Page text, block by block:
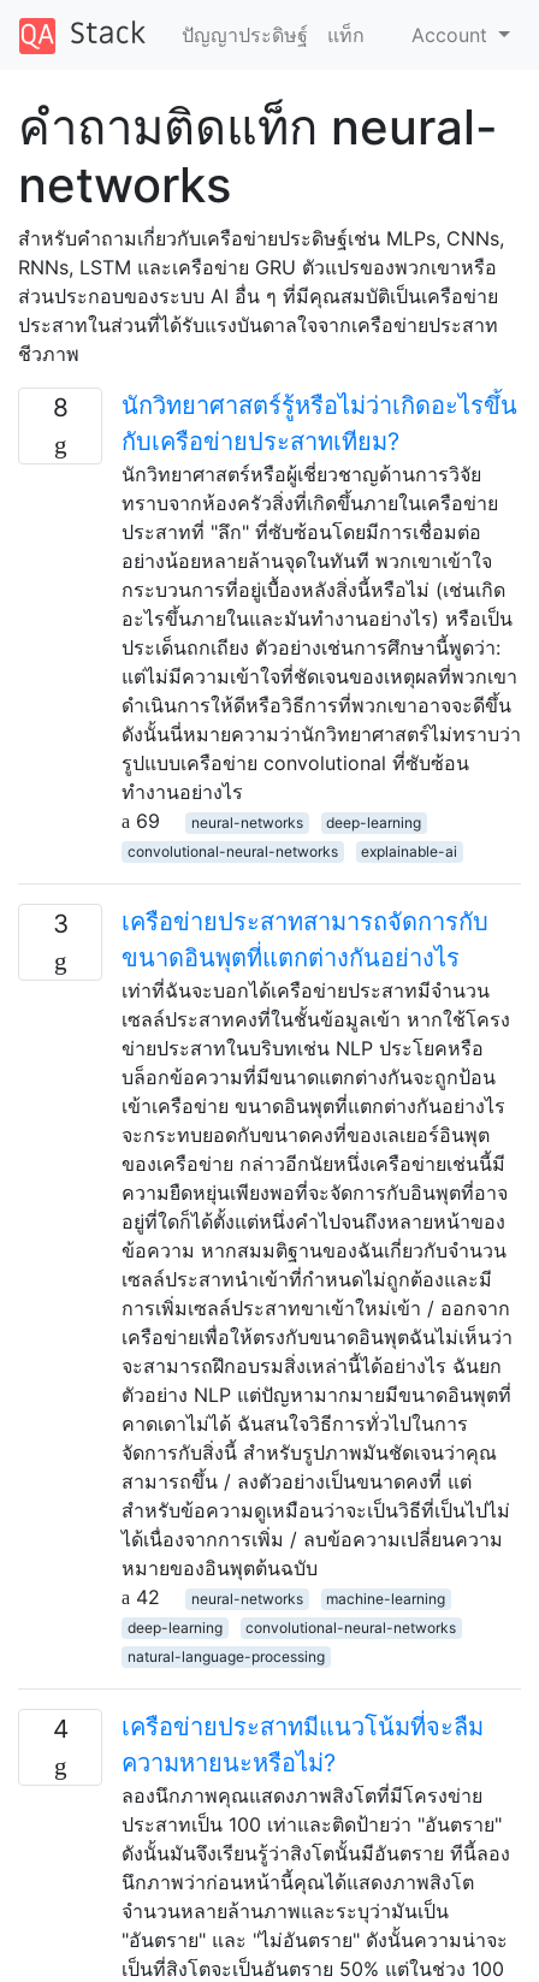
ปัญญาประดิษฐ์ แท็ก Account
คำถามติดแท็ก neural-
networks
สำหรับคำถามเกี่ยวกับเครือข่ายประดิษฐ์เช่น MLPs, CNNs,
RNNs, LSTM และเครือข่าย GRU ตัวแปรของพวกเขาหรือ
ส่วนประกอบของระบบ AI อื่น ๆ ที่มีคุณสมบัติเป็นเครือข่าย
ประสาทในส่วนที่ได้รับแรงบันดาลใจจากเครือข่ายประสาท
ชีวภาพ
8
นักวิทยาศาสตร์รู้หรือไม่ว่าเกิดอะไรขึ้น
กับเครือข่ายประสาทเทียม?
นักวิทยาศาสตร์หรือผู้เชี่ยวชาญด้านการวิจัย
ทราบจากห้องครัวสิ่งที่เกิดขึ้นภายในเครือข่าย
ประสาทที่ "ลึก" ที่ซับซ้อนโดยมีการเชื่อมต่อ
อย่างน้อยหลายล้านจุดในทันที พวกเขาเข้าใจ
กระบวนการที่อยู่เบื้องหลังสิ่งนี้หรือไม่ (เช่นเกิด
อะไรขึ้นภายในและมันทำงานอย่างไร) หรือเป็น
ประเด็นถกเถียง ตัวอย่างเช่นการศึกษานี้พูดว่า:
แต่ไม่มีความเข้าใจที่ชัดเจนของเหตุผลที่พวกเขา
ดำเนินการให้ดีหรือวิธีการที่พวกเขาอาจจะดีขึ้น
ดังนั้นนี่หมายความว่านักวิทยาศาสตร์ไม่ทราบว่า
รูปแบบเครือข่าย convolutional ที่ซับซ้อน
ทำงานอย่างไร
69
neural-networks
deep-learning
convolutional-neural-networks
explainable-ai
3
เครือข่ายประสาทสามารถจัดการกับ
ขนาดอินพุตที่แตกต่างกันอย่างไร
เท่าที่ฉันจะบอกได้เครือข่ายประสาทมีจำนวน
เซลล์ประสาทคงที่ในชั้นข้อมูลเข้า หากใช้โครง
ข่ายประสาทในบริบทเช่น NLP ประโยคหรือ
บล็อกข้อความที่มีขนาดแตกต่างกันจะถูกป้อน
เข้าเครือข่าย ขนาดอินพุตที่แตกต่างกันอย่างไร
จะกระทบยอดกับขนาดคงที่ของเลเยอร์อินพุต
ของเครือข่าย กล่าวอีกนัยหนึ่งเครือข่ายเช่นนี้มี
ความยืดหยุ่นเพียงพอที่จะจัดการกับอินพุตที่อาจ
อยู่ที่ใดก็ได้ตั้งแต่หนึ่งคำไปจนถึงหลายหน้าของ
ข้อความ หากสมมติฐานของฉันเกี่ยวกับจำนวน
เซลล์ประสาทนำเข้าที่กำหนดไม่ถูกต้องและมี
การเพิ่มเซลล์ประสาทขาเข้าใหม่เข้า / ออกจาก
เครือข่ายเพื่อให้ตรงกับขนาดอินพุตฉันไม่เห็นว่า
จะสามารถฝึกอบรมสิ่งเหล่านี้ได้อย่างไร ฉันยก
ตัวอย่าง NLP แต่ปัญหามากมายมีขนาดอินพุตที่
คาดเดาไม่ได้ ฉันสนใจวิธีการทั่วไปในการ
จัดการกับสิ่งนี้ สำหรับรูปภาพมันชัดเจนว่าคุณ
สามารถขึ้น / ลงตัวอย่างเป็นขนาดคงที่ แต่
สำหรับข้อความดูเหมือนว่าจะเป็นวิธีที่เป็นไปไม่
ได้เนื่องจากการเพิ่ม / ลบข้อความเปลี่ยนความ
หมายของอินพุตต้นฉบับ
42
neural-networks
machine-learning
deep-learning
convolutional-neural-networks
natural-language-processing
4
เครือข่ายประสาทมีแนวโน้มที่จะลืม
ความหายนะหรือไม่?
ลองนึกภาพคุณแสดงภาพสิงโตที่มีโครงข่าย
ประสาทเป็น 100 เท่าและติดป้ายว่า "อันตราย"
ดังนั้นมันจึงเรียนรู้ว่าสิงโตนั้นมีอันตราย ทีนี้ลอง
นึกภาพว่าก่อนหน้านี้คุณได้แสดงภาพสิงโต
จำนวนหลายล้านภาพและระบุว่ามันเป็น
"อันตราย" และ "ไม่อันตราย" ดังนั้นความน่าจะ
เป็นที่สิงโตจะเป็นอันตราย 50% แต่ในช่วง 100